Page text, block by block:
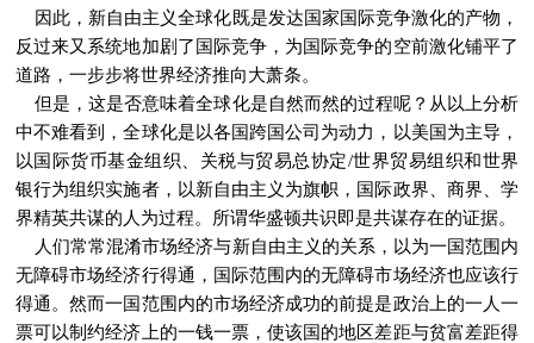
因此，新自由主义全球化既是发达国家国际竞争激化的产物，
反过来又系统地加剧了国际竞争，为国际竞争的空前激化铺平了
道路，一步步将世界经济推向大萧条。
但是，这是否意味着全球化是自然而然的过程呢？从以上分析
中不难看到，全球化是以各国跨国公司为动力，以美国为主导，
以国际货币基金组织、关税与贸易总协定/世界贸易组织和世界
银行为组织实施者，以新自由主义为旗帜，国际政界、商界、学
界精英共谋的人为过程。所谓华盛顿共识即是共谋存在的证据。
人们常常混淆市场经济与新自由主义的关系，以为一国范围内
无障碍市场经济行得通，国际范围内的无障碍市场经济也应该行
得通。然而一国范围内的市场经济成功的前提是政治上的一人一
票可以制约经济上的一钱一票，使该国的地区差距与贫富差距得